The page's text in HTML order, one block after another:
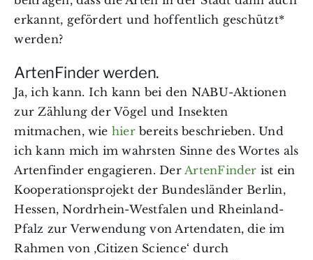
erkannt, gefördert und hoffentlich geschützt*
werden?
ArtenFinder werden.
Ja, ich kann. Ich kann bei den NABU-Aktionen
zur Zählung der Vögel und Insekten
mitmachen, wie hierbereits beschrieben. Und
ich kann mich im wahrsten Sinne des Wortes als
Artenfinder engagieren. DerArtenFinder ist ein
Kooperationsprojekt der Bundesländer Berlin,
Hessen, Nordrhein-Westfalen und Rheinland-
Pfalz zur Verwendung von Artendaten, die im
Rahmen von ‚Citizen Science‘ durch